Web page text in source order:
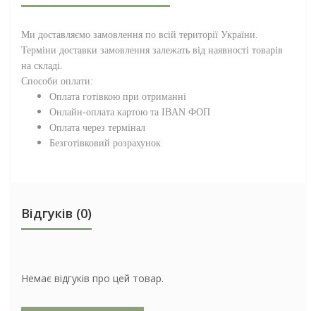
Ми доставляємо замовлення по всій території України.
Терміни доставки замовлення залежать від наявності товарів
на складі.
Способи оплати:
Оплата готівкою при отриманні
Онлайн-оплата картою та IBAN ФОП
Оплата через термінал
Безготівковий розрахунок
Відгуків (0)
Немає відгуків про цей товар.